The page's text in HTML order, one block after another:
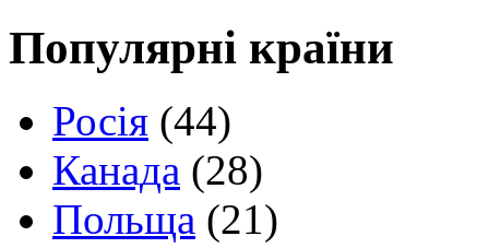
Популярні країни
Росія (44)
Канада (28)
Польща (21)